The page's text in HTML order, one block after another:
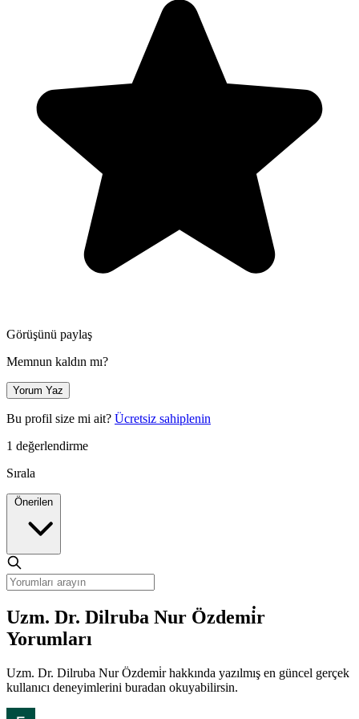
Görüşünü paylaş
Memnun kaldın mı?
Yorum Yaz
Bu profil size mi ait? Ücretsiz sahiplenin
1 değerlendirme
Sırala
Uzm. Dr. Dilruba Nur Özdemi̇r
Yorumları
Uzm. Dr. Dilruba Nur Özdemi̇r hakkında yazılmış en güncel gerçek
kullanıcı deneyimlerini buradan okuyabilirsin.